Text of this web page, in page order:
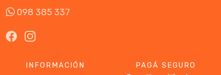
098 385 337
INFORMACIÓN
PAGÁ SEGURO